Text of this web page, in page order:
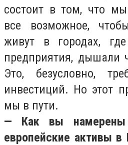
состоит в том, что
все возможное,
живут в городах,
предприятия, дышали
Это, безусловно,
инвестиций. Но этот
мы в пути.
— Как вы намерены
европейские активы в